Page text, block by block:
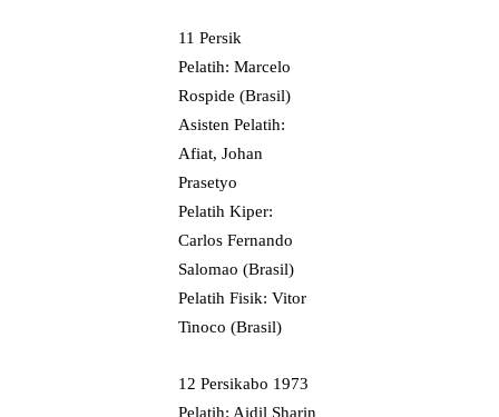
11 Persik
Pelatih: Marcelo
Rospide (Brasil)
Asisten Pelatih:
Afiat, Johan
Prasetyo
Pelatih Kiper:
Carlos Fernando
Salomao (Brasil)
Pelatih Fisik: Vitor
Tinoco (Brasil)
12 Persikabo 1973
Pelatih: Aidil Sharin